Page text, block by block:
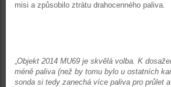
misi a způsobilo ztrátu drahocenného paliva.
„Objekt 2014 MU69 je skvělá volba. K
méně paliva (než by tomu bylo u ostatních
sonda si tedy zanechá více paliva pro průlet